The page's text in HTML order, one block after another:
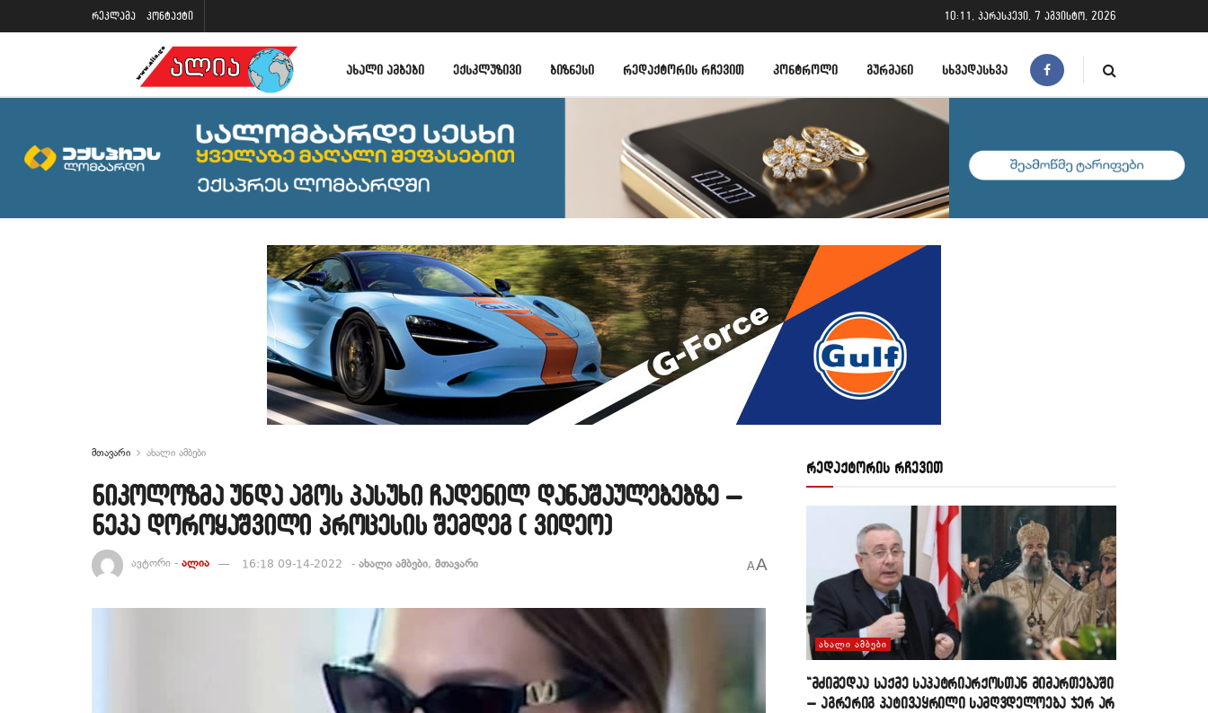
რეკლამა კონტაქტი 10:11, პარასკევი, 7 აგვისტო, 2026
ᲐᲮᲐᲚᲘ ᲐᲛᲑᲔᲑᲘ ᲔᲥᲡᲙᲚᲣᲖᲘᲕᲘ ᲑᲘᲖᲜᲔᲡᲘ ᲠᲔᲓᲐᲥᲢᲝᲠᲘᲡ ᲠᲩᲔᲕᲘᲗ ᲙᲝᲜᲢᲠᲝᲚᲘ ᲒᲣᲠᲛᲐᲜᲘ ᲡᲮᲕᲐᲓᲐᲡᲮᲕᲐ
მთავარი ახალი ამბები
ნიკოლოზმა უნდა აგოს პასუხი ჩადენილ დანაშაულებებზე –
ნეკა დოროყაშვილი პროცესის შემდეგ ( ვიდეო)
ავტორი - ალია 16:18 09-14-2022 - ახალი ამბები, მთავარი AA
რედაქტორის რჩევით
ᲐᲮᲐᲚᲘ ᲐᲛᲑᲔᲑᲘ
“მძიმედაა საქმე საპატრიარქოსთან მიმართებაში
– აგრერიგ პატივაყრილი სამღვდელოება ჯერ არ